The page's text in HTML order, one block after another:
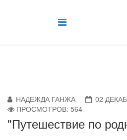
НАДЕЖДА ГАНЖА
02
ПРОСМОТРОВ: 564
"Путешествие по